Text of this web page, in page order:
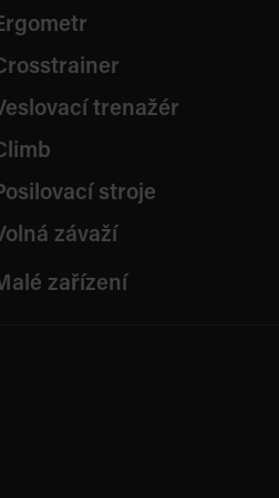
trenažér
stroje
závaží
zařízení